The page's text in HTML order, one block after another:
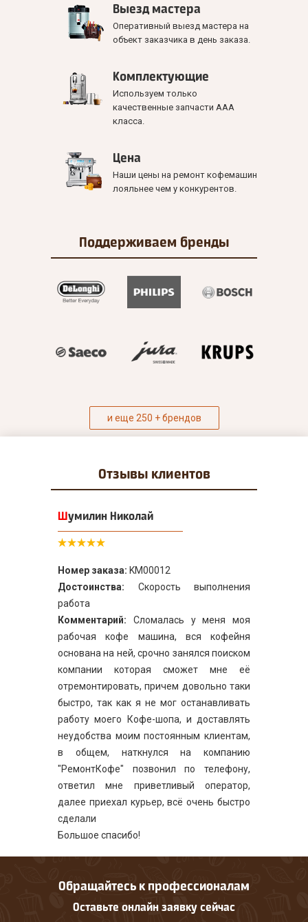
Выезд мастера
Оперативный выезд мастера на
объект заказчика в день заказа.
Комплектующие
Используем только
качественные запчасти ААА
класса.
Цена
Наши цены на ремонт кофемашин
лояльнее чем у конкурентов.
Поддерживаем бренды
и еще 250 + брендов
Отзывы клиентов
Шумилин Николай
Номер заказа: KM00012
Достоинства: Скорость выполнения
работа
Комментарий: Сломалась у меня моя
рабочая кофе машина, вся кофейня
основана на ней, срочно занялся поиском
компании которая сможет мне её
отремонтировать, причем довольно таки
быстро, так как я не мог останавливать
работу моего Кофе-шопа, и доставлять
неудобства моим постоянным клиентам,
в общем, наткнулся на компанию
"РемонтКофе" позвонил по телефону,
ответил мне приветливый оператор,
далее приехал курьер, всё очень быстро
сделали
Большое спасибо!
Обращайтесь к профессионалам
Оставьте онлайн заявку сейчас